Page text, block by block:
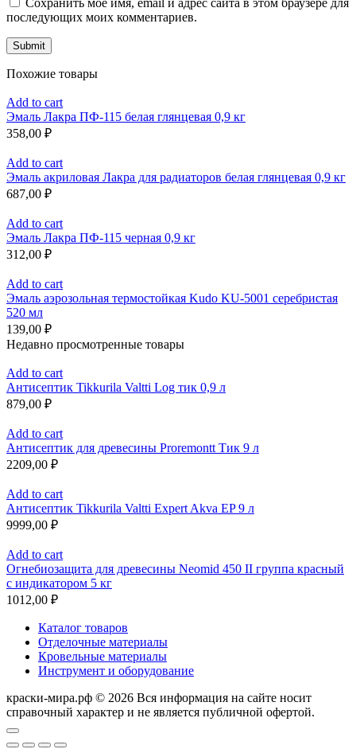
Сохранить моё имя, email и адрес сайта в этом браузере для
последующих моих комментариев.
Похожие товары
Add to cart
Эмаль Лакра ПФ-115 белая глянцевая 0,9 кг
358,00 ₽
Add to cart
Эмаль акриловая Лакра для радиаторов белая глянцевая 0,9 кг
687,00 ₽
Add to cart
Эмаль Лакра ПФ-115 черная 0,9 кг
312,00 ₽
Add to cart
Эмаль аэрозольная термостойкая Kudo KU-5001 серебристая
520 мл
139,00 ₽
Недавно просмотренные товары
Add to cart
Антисептик Tikkurila Valtti Log тик 0,9 л
879,00 ₽
Add to cart
Антисептик для древесины Proremontt Тик 9 л
2209,00 ₽
Add to cart
Антисептик Tikkurila Valtti Expert Akva EP 9 л
9999,00 ₽
Add to cart
Огнебиозащита для древесины Neomid 450 II группа красный
с индикатором 5 кг
1012,00 ₽
Каталог товаров
Отделочные материалы
Кровельные материалы
Инструмент и оборудование
краски-мира.рф © 2026 Вся информация на сайте носит
справочный характер и не является публичной офертой.